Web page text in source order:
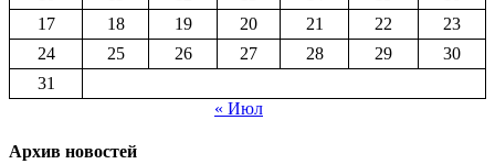
17
18 19 20 21 22
23
24
25 26 27 28 29
30
31
« Июл
Архив новостей